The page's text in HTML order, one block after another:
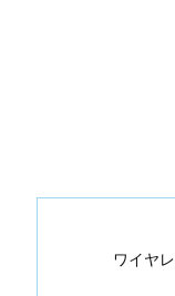
ワイヤ